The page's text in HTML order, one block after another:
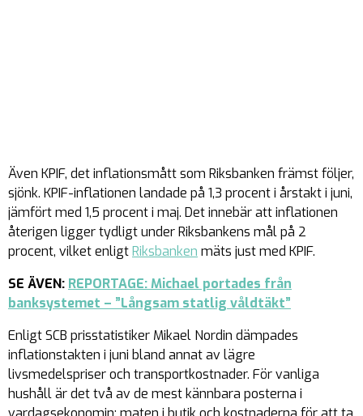
Även KPIF, det inflationsmått som Riksbanken främst följer,
sjönk. KPIF-inflationen landade på 1,3 procent i årstakt i juni,
jämfört med 1,5 procent i maj. Det innebär att inflationen
återigen ligger tydligt under Riksbankens mål på 2
procent, vilket enligtRiksbanken mäts just med KPIF.
SE ÄVEN: REPORTAGE: Michael portades från
banksystemet – ”Långsam statlig våldtäkt”
Enligt SCB prisstatistiker Mikael Nordin dämpades
inflationstakten i juni bland annat av lägre
livsmedelspriser och transportkostnader. För vanliga
hushåll är det två av de mest kännbara posterna i